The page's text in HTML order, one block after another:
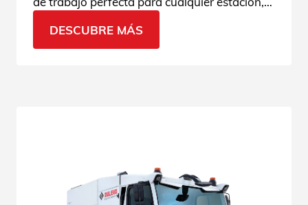
DESCUBRE MÁS